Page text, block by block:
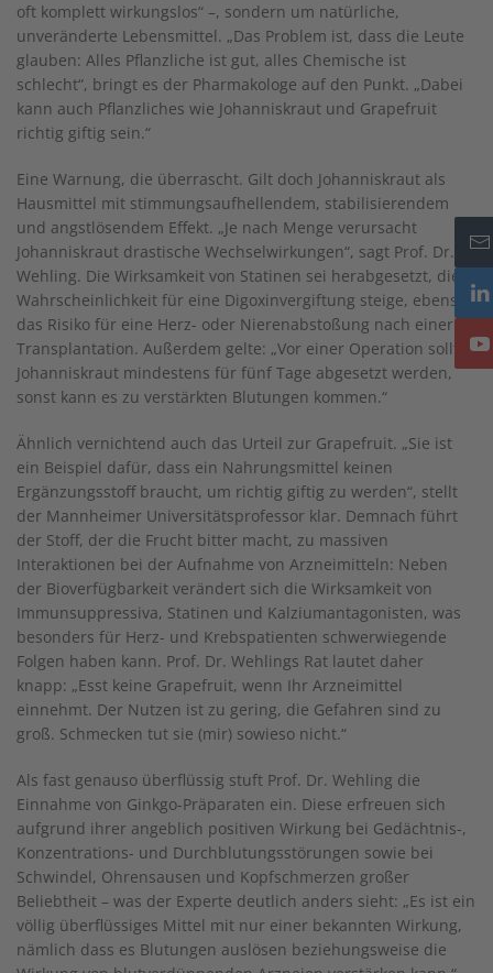
oft komplett wirkungslos“ –, sondern um natürliche,
unveränderte Lebensmittel. „Das Problem ist, dass die Leute
glauben: Alles Pflanzliche ist gut, alles Chemische ist
schlecht“, bringt es der Pharmakologe auf den Punkt. „Dabei
kann auch Pflanzliches wie Johanniskraut und Grapefruit
richtig giftig sein.“
Eine Warnung, die überrascht. Gilt doch Johanniskraut als
Hausmittel mit stimmungsaufhellendem, stabilisierendem
und angstlösendem Effekt. „Je nach Menge verursacht
Johanniskraut drastische Wechselwirkungen“, sagt Prof. Dr.
Wehling. Die Wirksamkeit von Statinen sei herabgesetzt, die
Wahrscheinlichkeit für eine Digoxinvergiftung steige, ebenso
das Risiko für eine Herz- oder Nierenabstoßung nach einer
Transplantation. Außerdem gelte: „Vor einer Operation sollte
Johanniskraut mindestens für fünf Tage abgesetzt werden,
sonst kann es zu verstärkten Blutungen kommen.“
Ähnlich vernichtend auch das Urteil zur Grapefruit. „Sie ist
ein Beispiel dafür, dass ein Nahrungsmittel keinen
Ergänzungsstoff braucht, um richtig giftig zu werden“, stellt
der Mannheimer Universitätsprofessor klar. Demnach führt
der Stoff, der die Frucht bitter macht, zu massiven
Interaktionen bei der Aufnahme von Arzneimitteln: Neben
der Bioverfügbarkeit verändert sich die Wirksamkeit von
Immunsuppressiva, Statinen und Kalziumantagonisten, was
besonders für Herz- und Krebspatienten schwerwiegende
Folgen haben kann. Prof. Dr. Wehlings Rat lautet daher
knapp: „Esst keine Grapefruit, wenn Ihr Arzneimittel
einnehmt. Der Nutzen ist zu gering, die Gefahren sind zu
groß. Schmecken tut sie (mir) sowieso nicht.“
Als fast genauso überflüssig stuft Prof. Dr. Wehling die
Einnahme von Ginkgo-Präparaten ein. Diese erfreuen sich
aufgrund ihrer angeblich positiven Wirkung bei Gedächtnis-,
Konzentrations- und Durchblutungsstörungen sowie bei
Schwindel, Ohrensausen und Kopfschmerzen großer
Beliebtheit – was der Experte deutlich anders sieht: „Es ist ein
völlig überflüssiges Mittel mit nur einer bekannten Wirkung,
nämlich dass es Blutungen auslösen beziehungsweise die